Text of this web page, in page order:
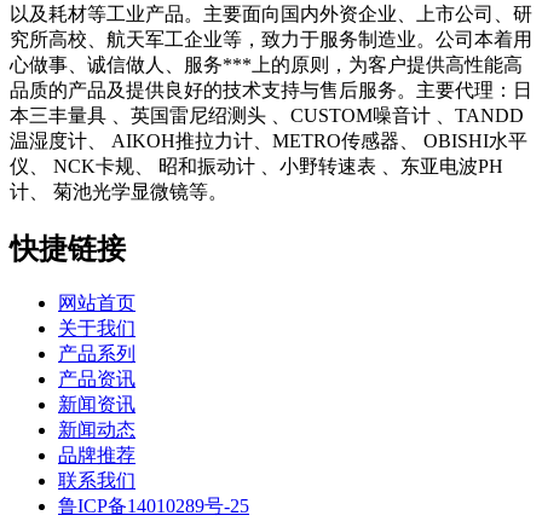
以及耗材等工业产品。主要面向国内外资企业、上市公司、研
究所高校、航天军工企业等，致力于服务制造业。公司本着用
心做事、诚信做人、服务***上的原则，为客户提供高性能高
品质的产品及提供良好的技术支持与售后服务。主要代理：日
本三丰量具 、英国雷尼绍测头 、CUSTOM噪音计 、TANDD
温湿度计、 AIKOH推拉力计、METRO传感器、 OBISHI水平
仪、 NCK卡规、 昭和振动计 、小野转速表 、东亚电波PH
计、 菊池光学显微镜等。
快捷链接
网站首页
关于我们
产品系列
产品资讯
新闻资讯
新闻动态
品牌推荐
联系我们
鲁ICP备14010289号-25